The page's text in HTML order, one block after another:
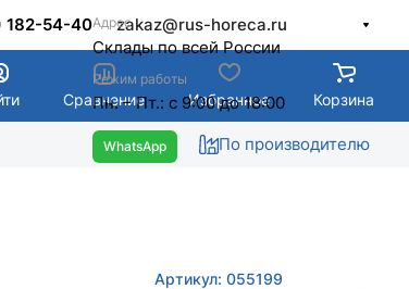
zakaz@rus-horeca.ru
182-54-40Адрес
Cклады по всей России
Режим работы
Пн. – Пт.: с 9:00 до 18:00
Сравнение Избранное Корзина
По производителю
Артикул: 055199